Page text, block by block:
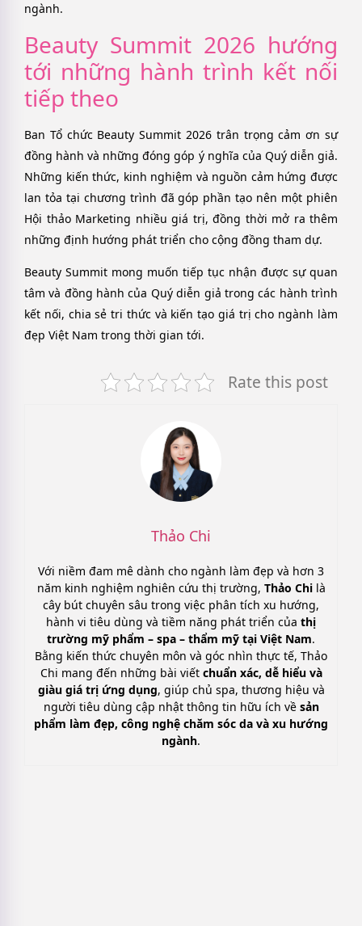
ngành.
Beauty Summit 2026 hướng
tới những hành trình kết nối
tiếp theo
Ban Tổ chức Beauty Summit 2026 trân trọng cảm ơn sự
đồng hành và những đóng góp ý nghĩa của Quý diễn giả.
Những kiến thức, kinh nghiệm và nguồn cảm hứng được
lan tỏa tại chương trình đã góp phần tạo nên một phiên
Hội thảo Marketing nhiều giá trị, đồng thời mở ra thêm
những định hướng phát triển cho cộng đồng tham dự.
Beauty Summit mong muốn tiếp tục nhận được sự quan
tâm và đồng hành của Quý diễn giả trong các hành trình
kết nối, chia sẻ tri thức và kiến tạo giá trị cho ngành làm
đẹp Việt Nam trong thời gian tới.
Rate this post
Thảo Chi
Với niềm đam mê dành cho ngành làm đẹp và hơn 3
năm kinh nghiệm nghiên cứu thị trường, Thảo Chilà
cây bút chuyên sâu trong việc phân tích xu hướng,
hành vi tiêu dùng và tiềm năng phát triển của thị
trường mỹ phẩm – spa – thẩm mỹ tại Việt Nam.
Bằng kiến thức chuyên môn và góc nhìn thực tế, Thảo
Chi mang đến những bài viết chuẩn xác, dễ hiểu và
giàu giá trị ứng dụng, giúp chủ spa, thương hiệu và
người tiêu dùng cập nhật thông tin hữu ích về sản
phẩm làm đẹp, công nghệ chăm sóc da và xu hướng
ngành.